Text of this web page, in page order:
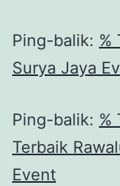
Ping-balik: %
Surya Jaya
Ping-balik: %
Terbaik
Event